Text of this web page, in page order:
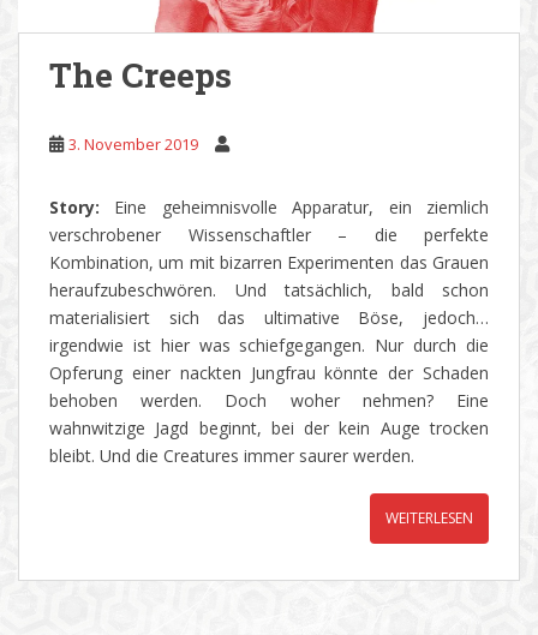
The Creeps
3. November 2019
Story: Eine geheimnisvolle Apparatur, ein ziemlich
verschrobener Wissenschaftler – die perfekte
Kombination, um mit bizarren Experimenten das Grauen
heraufzubeschwören. Und tatsächlich, bald schon
materialisiert sich das ultimative Böse, jedoch…
irgendwie ist hier was schiefgegangen. Nur durch die
Opferung einer nackten Jungfrau könnte der Schaden
behoben werden. Doch woher nehmen? Eine
wahnwitzige Jagd beginnt, bei der kein Auge trocken
bleibt. Und die Creatures immer saurer werden.
WEITERLESEN